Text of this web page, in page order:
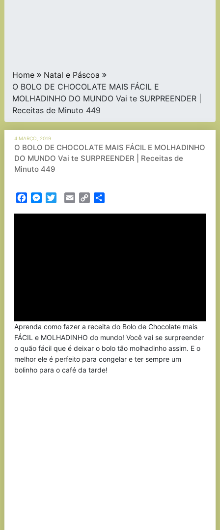
Home
Natal e Páscoa
O BOLO DE CHOCOLATE MAIS FÁCIL E
MOLHADINHO DO MUNDO Vai te SURPREENDER |
Receitas de Minuto 449
4 MARÇO, 2019
O BOLO DE CHOCOLATE MAIS FÁCIL E MOLHADINHO
DO MUNDO Vai te SURPREENDER | Receitas de
Minuto 449
FacebookMessenger
TwitterEmail Copy
Aprenda como fazer a receita do Bolo de Chocolate mais
FÁCIL e MOLHADINHO do mundo! Você vai se surpreender
o quão fácil que é deixar o bolo tão molhadinho assim. E o
melhor ele é perfeito para congelar e ter sempre um
bolinho para o café da tarde!